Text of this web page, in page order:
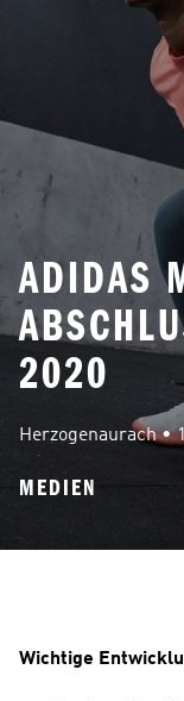
ADIDAS
2020
Herzogenaurach •
MEDIEN
Wichtige